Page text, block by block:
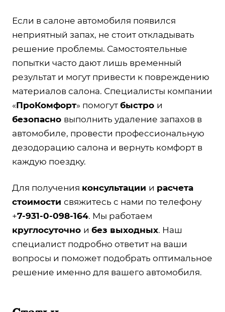
Если в салоне автомобиля появился
неприятный запах, не стоит откладывать
решение проблемы. Самостоятельные
попытки часто дают лишь временный
результат и могут привести к повреждению
материалов салона. Специалисты компании
«ПроКомфорт» помогут быстро и
безопасно выполнить удаление запахов в
автомобиле, провести профессиональную
дезодорацию салона и вернуть комфорт в
каждую поездку.
Для получения консультации и расчета
стоимости свяжитесь с нами по телефону
+7-931-0-098-164. Мы работаем
круглосуточно и без выходных. Наш
специалист подробно ответит на ваши
вопросы и поможет подобрать оптимальное
решение именно для вашего автомобиля.